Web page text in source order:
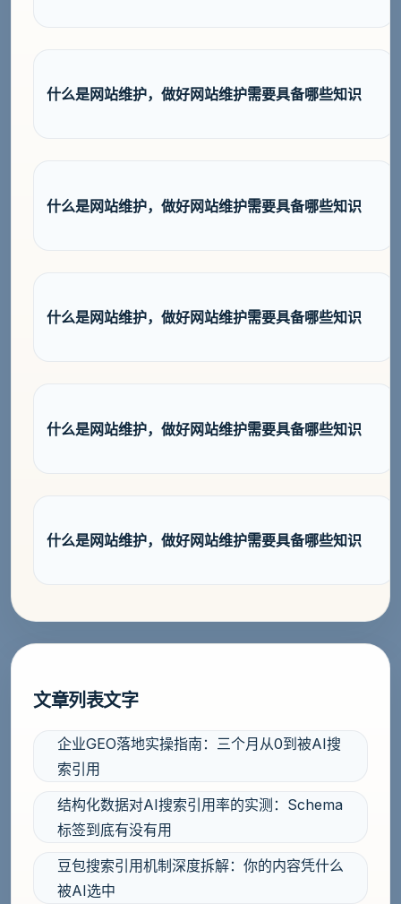
什么是网站维护，做好网站维护需要具备哪些知识
什么是网站维护，做好网站维护需要具备哪些知识
什么是网站维护，做好网站维护需要具备哪些知识
什么是网站维护，做好网站维护需要具备哪些知识
什么是网站维护，做好网站维护需要具备哪些知识
文章列表文字
企业GEO落地实操指南：三个月从0到被AI搜
索引用
结构化数据对AI搜索引用率的实测：Schema
标签到底有没有用
豆包搜索引用机制深度拆解：你的内容凭什么
被AI选中